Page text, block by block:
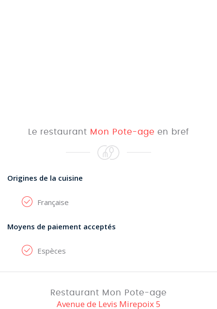
Le restaurant Mon Pote-age en bref
Origines de la cuisine
Française
Moyens de paiement acceptés
Espèces
Restaurant Mon Pote-age
Avenue de Levis Mirepoix 5